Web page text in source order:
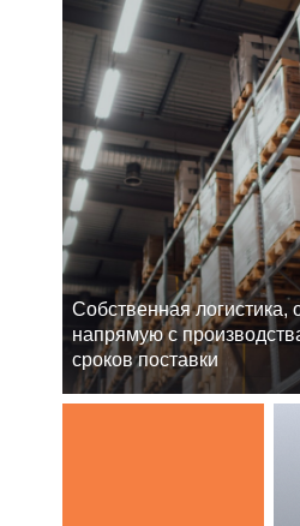
Cобственная логистика,
напрямую с
сроков поставки